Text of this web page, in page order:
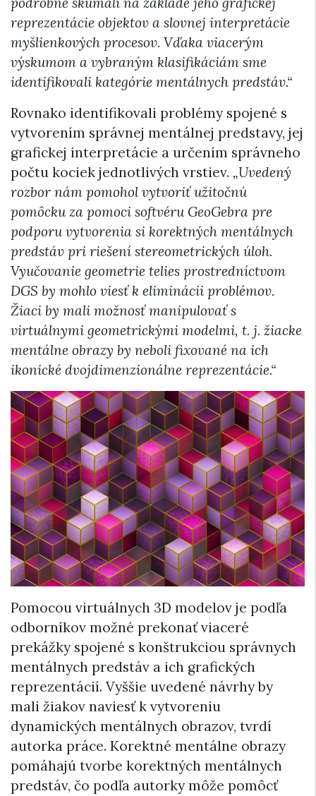
reprezentácie objektov a slovnej interpretácie
myšlienkových procesov. Vďaka viacerým
výskumom a vybraným klasifikáciám sme
identifikovali kategórie mentálnych predstáv.“
Rovnako identifikovali problémy spojené s
vytvorením správnej mentálnej predstavy, jej
grafickej interpretácie a určením správneho
počtu kociek jednotlivých vrstiev. „Uvedený
rozbor nám pomohol vytvoriť užitočnú
pomôcku za pomoci softvéru GeoGebra pre
podporu vytvorenia si korektných mentálnych
predstáv pri riešení stereometrických úloh.
Vyučovanie geometrie telies prostredníctvom
DGS by mohlo viesť k eliminácii problémov.
Žiaci by mali možnosť manipulovať s
virtuálnymi geometrickými modelmi, t. j. žiacke
mentálne obrazy by neboli fixované na ich
ikonické dvojdimenzionálne reprezentácie.“
Pomocou virtuálnych 3D modelov je podľa
odborníkov možné prekonať viaceré
prekážky spojené s konštrukciou správnych
mentálnych predstáv a ich grafických
reprezentácií. Vyššie uvedené návrhy by
mali žiakov naviesť k vytvoreniu
dynamických mentálnych obrazov, tvrdí
autorka práce. Korektné mentálne obrazy
pomáhajú tvorbe korektných mentálnych
predstáv, čo podľa autorky môže pomôcť